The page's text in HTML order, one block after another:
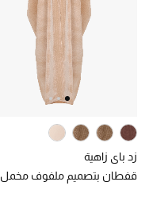
زد باي زاهية
قفطان بتصميم ملفوف مخمل